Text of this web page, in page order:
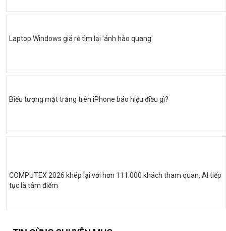
Laptop Windows giá rẻ tìm lại 'ánh hào quang'
Biểu tượng mặt trăng trên iPhone báo hiệu điều gì?
COMPUTEX 2026 khép lại với hơn 111.000 khách tham quan, AI tiếp
tục là tâm điểm